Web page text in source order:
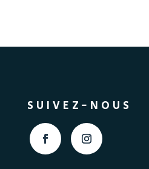
SUIVEZ-NOUS